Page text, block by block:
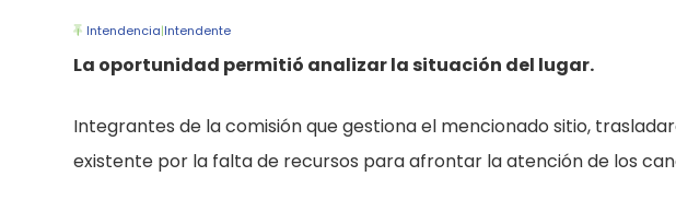
Intendencia|Intendente
La oportunidad permitió analizar la situación del lugar.
Integrantes de la comisión que gestiona el mencionado sitio,
existente por la falta de recursos para afrontar la atención de los